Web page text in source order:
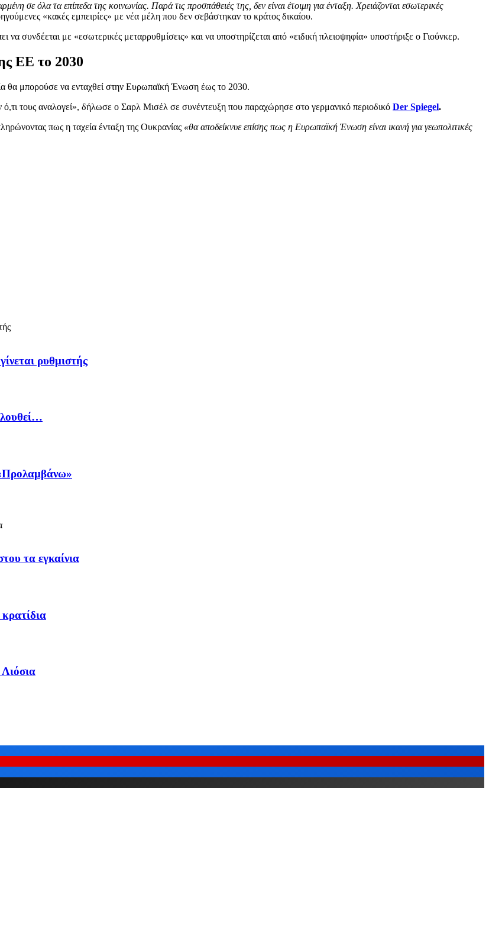
σε όλα τα επίπεδα της κοινωνίας. Παρά τις προσπάθειές της, δεν είναι έτοιμη για ένταξη. Χρειάζονται εσωτερικές
«κακές εμπειρίες» με νέα μέλη που δεν σεβάστηκαν το κράτος δικαίου.
συνδέεται με «εσωτερικές μεταρρυθμίσεις» και να υποστηρίζεται από «ειδική πλειοψηφία» υποστήριξε ο Γιούνκερ.
ΕΕ το 2030
μπορούσε να ενταχθεί στην Ευρωπαϊκή Ένωση έως το 2030.
τους αναλογεί», δήλωσε ο Σαρλ Μισέλ σε συνέντευξη που παραχώρησε στο γερμανικό περιοδικό Der Spiegel.
πως η ταχεία ένταξη της Ουκρανίας «θα αποδείκνυε επίσης πως η Ευρωπαϊκή Ένωση είναι ικανή για γεωπολιτικές
ρυθμιστής
τα εγκαίνια